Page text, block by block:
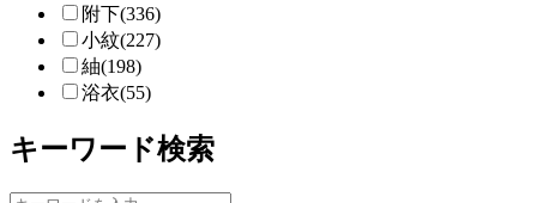
附下(336)
小紋(227)
紬(198)
浴衣(55)
キーワード検索